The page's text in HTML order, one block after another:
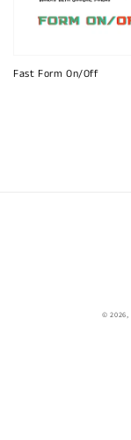
Fast Form On/Off
© 2026,